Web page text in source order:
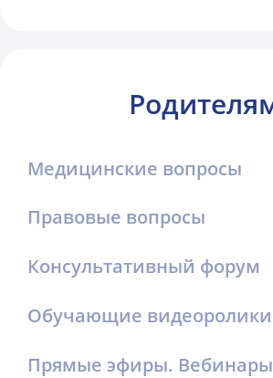
Медицинские вопросы
Правовые вопросы
Консультативный форум
Обучающие видеоролики
Прямые эфиры. Вебинары